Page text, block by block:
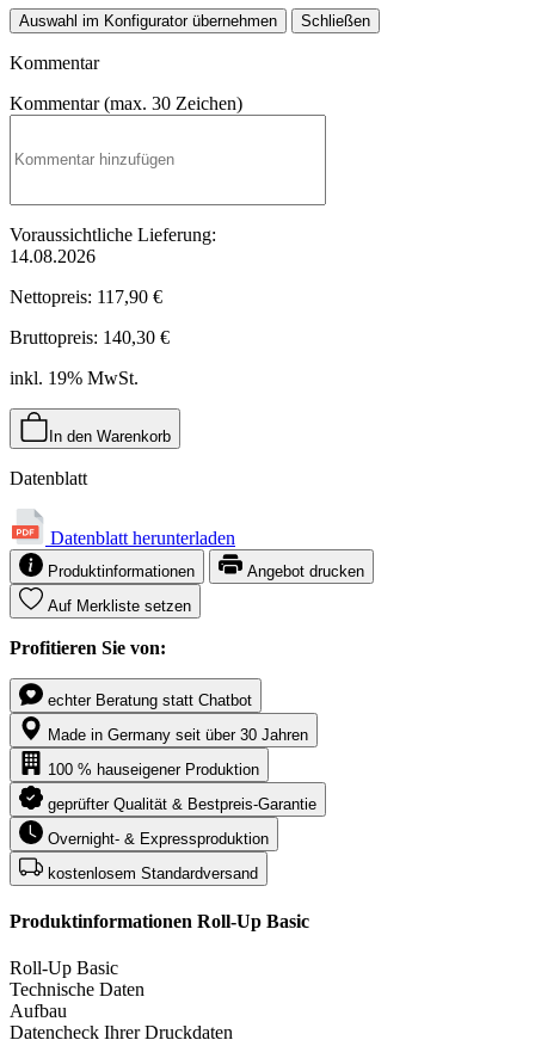
Auswahl im Konfigurator übernehmen Schließen
Kommentar
Kommentar (max. 30 Zeichen)
Voraussichtliche Lieferung:
14.08.2026
Nettopreis: 117,90 €
Bruttopreis: 140,30 €
inkl. 19% MwSt.
In den Warenkorb
Datenblatt
Datenblatt herunterladen
Produktinformationen
Angebot drucken
Auf Merkliste setzen
Profitieren Sie von:
echter Beratung statt Chatbot
Made in Germany seit über 30 Jahren
100 % hauseigener Produktion
geprüfter Qualität & Bestpreis-Garantie
Overnight- & Expressproduktion
kostenlosem Standardversand
Produktinformationen Roll-Up Basic
Roll-Up Basic
Technische Daten
Aufbau
Datencheck Ihrer Druckdaten